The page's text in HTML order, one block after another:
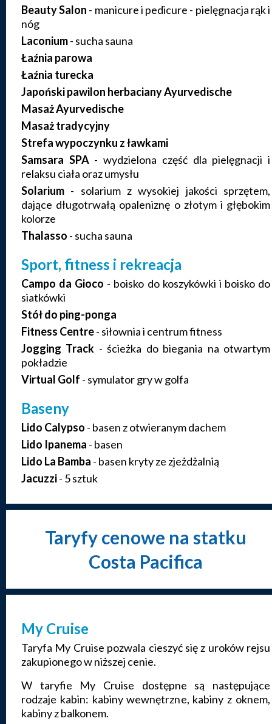
Beauty Salon - manicure i pedicure - pielęgnacja rąk i
nóg
Laconium- sucha sauna
Łaźnia parowa
Łaźnia turecka
Japoński pawilon herbaciany Ayurvedische
Masaż Ayurvedische
Masaż tradycyjny
Strefa wypoczynku z ławkami
Samsara SPA- wydzielona część dla pielęgnacji i
relaksu ciała oraz umysłu
Solarium - solarium z wysokiej jakości sprzętem,
dające długotrwałą opaleniznę o złotym i głębokim
kolorze
Thalasso - sucha sauna
Sport, fitness i rekreacja
Campo da Gioco - boisko do koszykówki i boisko do
siatkówki
Stół do ping-ponga
Fitness Centre- siłownia i centrum fitness
Jogging Track - ścieżka do biegania na otwartym
pokładzie
Virtual Golf - symulator gry w golfa
Baseny
Lido Calypso - basen z otwieranym dachem
Lido Ipanema - basen
Lido La Bamba - basen kryty ze zjeżdżalnią
Jacuzzi- 5 sztuk
Taryfy cenowe na statku
Costa Pacifica
My Cruise
Taryfa My Cruise pozwala cieszyć się z uroków rejsu
zakupionego w niższej cenie.
W taryfie My Cruise dostępne są następujące
rodzaje kabin: kabiny wewnętrzne, kabiny z oknem,
kabiny z balkonem.